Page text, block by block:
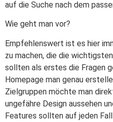
auf die Suche nach dem
Wie geht man vor?
Empfehlenswert ist es hier
zu machen, die die
sollten als erstes die Fragen
Homepage man genau
Zielgruppen möchte man
ungefähre Design aussehen
Features sollten auf jeden